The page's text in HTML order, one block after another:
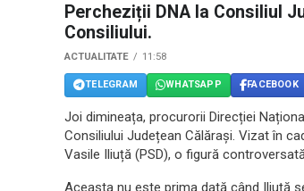
Percheziții DNA la Consiliul
Consiliului.
ACTUALITATE 11:58
TELEGRAM WHATSAPP FACEBOOK
Joi dimineața, procurorii Direcției
Consiliului Județean Călărași. Vizat în
Vasile Iliuță (PSD), o figură
Aceasta nu este prima dată când Iliuță